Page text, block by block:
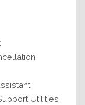
Utilities